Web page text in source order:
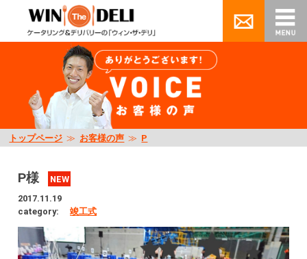
トップページ ≫ お客様の声 ≫ P
P様
NEW
2017.11.19
category:
竣工式